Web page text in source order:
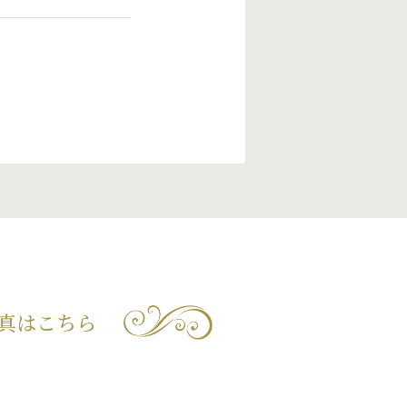
はこちら